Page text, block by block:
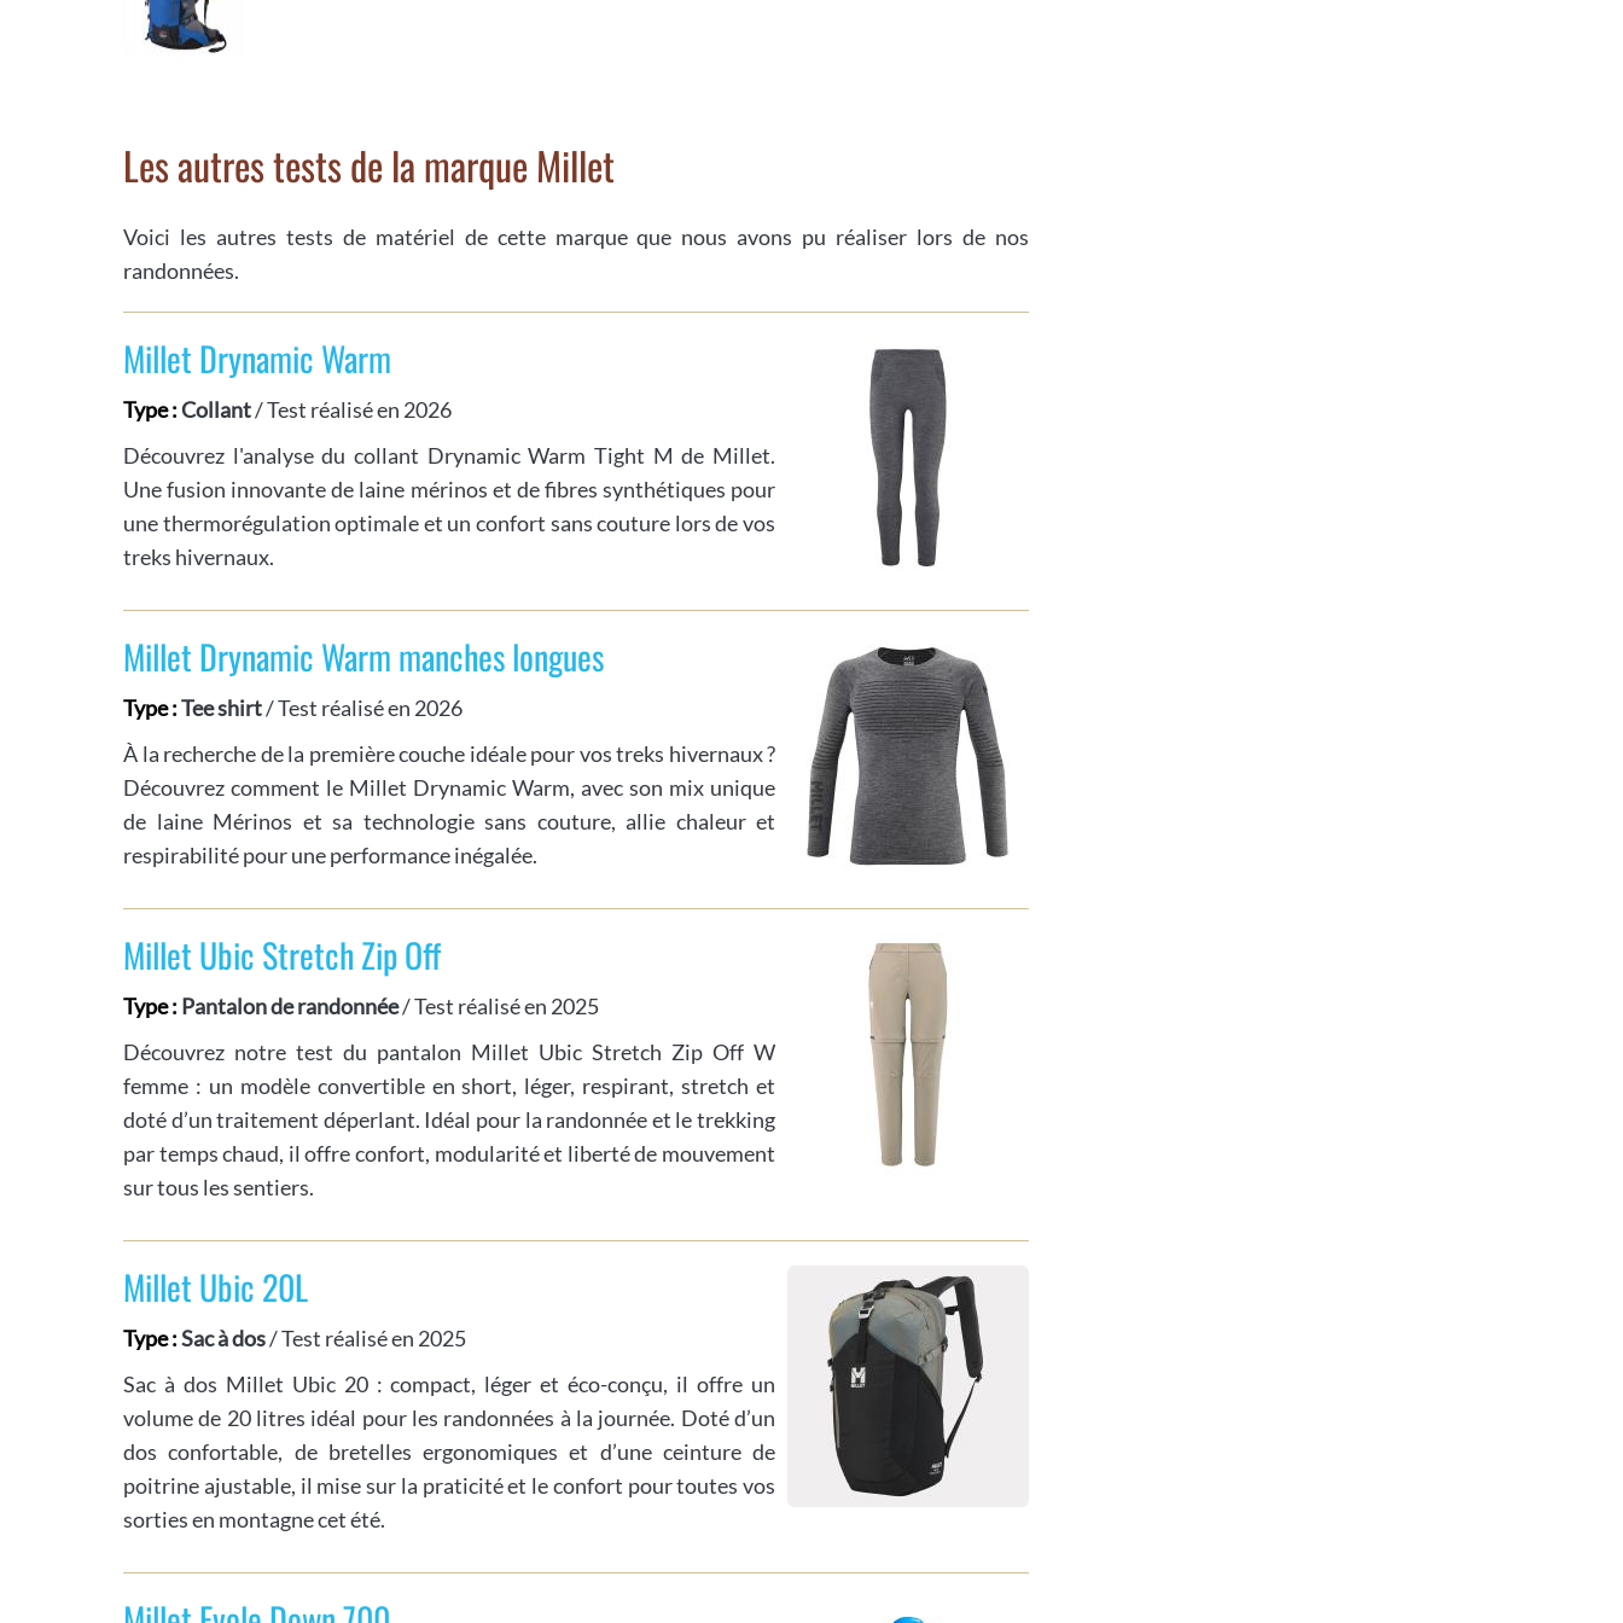
Les autres tests de la marque Millet
Voici les autres tests de matériel de cette marque que nous avons pu réaliser lors de nos
randonnées.
Millet Drynamic Warm
Type :Collant/ Test réalisé en 2026
Découvrez l'analyse du collant Drynamic Warm Tight M de Millet.
Une fusion innovante de laine mérinos et de fibres synthétiques pour
une thermorégulation optimale et un confort sans couture lors de vos
treks hivernaux.
Millet Drynamic Warm manches longues
Type :Tee shirt/ Test réalisé en 2026
À la recherche de la première couche idéale pour vos treks hivernaux ?
Découvrez comment le Millet Drynamic Warm, avec son mix unique
de laine Mérinos et sa technologie sans couture, allie chaleur et
respirabilité pour une performance inégalée.
Millet Ubic Stretch Zip Off
Type : Pantalon de randonnée/ Test réalisé en 2025
Découvrez notre test du pantalon Millet Ubic Stretch Zip Off W
femme : un modèle convertible en short, léger, respirant, stretch et
doté d’un traitement déperlant. Idéal pour la randonnée et le trekking
par temps chaud, il offre confort, modularité et liberté de mouvement
sur tous les sentiers.
Millet Ubic 20L
Type :Sac à dos/ Test réalisé en 2025
Sac à dos Millet Ubic 20 : compact, léger et éco-conçu, il offre un
volume de 20 litres idéal pour les randonnées à la journée. Doté d’un
dos confortable, de bretelles ergonomiques et d’une ceinture de
poitrine ajustable, il mise sur la praticité et le confort pour toutes vos
sorties en montagne cet été.